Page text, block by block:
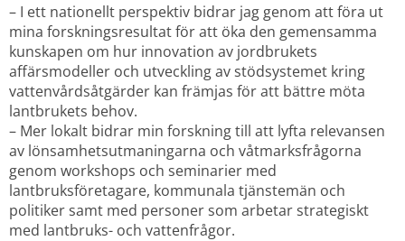
– I ett nationellt perspektiv bidrar jag genom att föra ut
mina forskningsresultat för att öka den gemensamma
kunskapen om hur innovation av jordbrukets
affärsmodeller och utveckling av stödsystemet kring
vattenvårdsåtgärder kan främjas för att bättre möta
lantbrukets behov.
– Mer lokalt bidrar min forskning till att lyfta relevansen
av lönsamhetsutmaningarna och våtmarksfrågorna
genom workshops och seminarier med
lantbruksföretagare, kommunala tjänstemän och
politiker samt med personer som arbetar strategiskt
med lantbruks- och vattenfrågor.